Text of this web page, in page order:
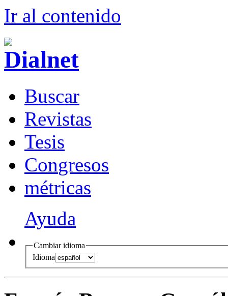
Ir al contenido
Buscar
Revistas
Tesis
Congresos
métricas
Ayuda
Cambiar idioma
Idioma